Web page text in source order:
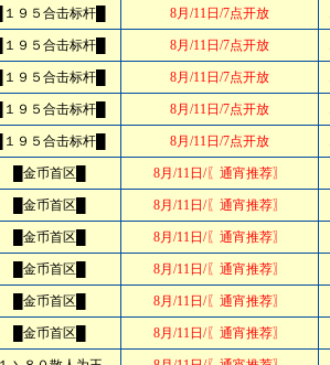
█１９５合击标杆█ 8月/11日/7点开放
█１９５合击标杆█ 8月/11日/7点开放
█１９５合击标杆█ 8月/11日/7点开放
█１９５合击标杆█ 8月/11日/7点开放
█１９５合击标杆█ 8月/11日/7点开放
█金币首区█ 8月/11日/〖通宵推荐〗
█金币首区█ 8月/11日/〖通宵推荐〗
█金币首区█ 8月/11日/〖通宵推荐〗
█金币首区█ 8月/11日/〖通宵推荐〗
█金币首区█ 8月/11日/〖通宵推荐〗
█金币首区█ 8月/11日/〖通宵推荐〗